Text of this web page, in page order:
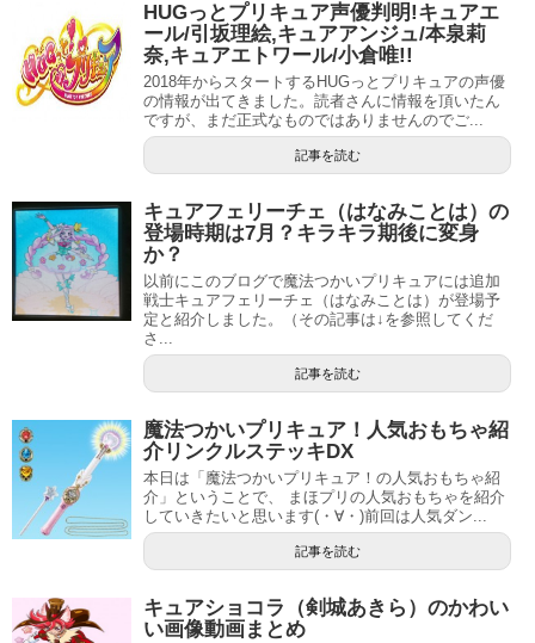
HUGっとプリキュア声優判明!キュアエ
ール/引坂理絵,キュアアンジュ/本泉莉
奈,キュアエトワール/小倉唯!!
2018年からスタートするHUGっとプリキュアの声優
の情報が出てきました。読者さんに情報を頂いたん
ですが、まだ正式なものではありませんのでご...
記事を読む
キュアフェリーチェ（はなみことは）の
登場時期は7月？キラキラ期後に変身
か？
以前にこのブログで魔法つかいプリキュアには追加
戦士キュアフェリーチェ（はなみことは）が登場予
定と紹介しました。（その記事は↓を参照してくだ
さ...
記事を読む
魔法つかいプリキュア！人気おもちゃ紹
介リンクルステッキDX
本日は「魔法つかいプリキュア！の人気おもちゃ紹
介」ということで、 まほプリの人気おもちゃを紹介
していきたいと思います(・∀・)前回は人気ダン...
記事を読む
キュアショコラ（剣城あきら）のかわい
い画像動画まとめ